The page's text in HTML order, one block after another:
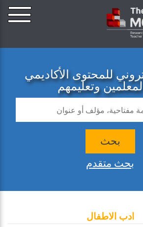
للمحتوى الأكاديمي
وتعليمهم
بحث
بحث متقدم
ادب الاطفال